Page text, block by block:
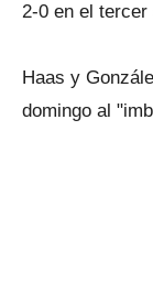
2-0 en el tercer
Haas y
domingo al